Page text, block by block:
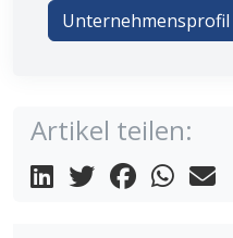
Unternehmensprofil
Artikel teilen: